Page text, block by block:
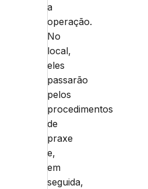
a
operação.
No
local,
eles
passarão
pelos
procedimentos
de
praxe
e,
em
seguida,